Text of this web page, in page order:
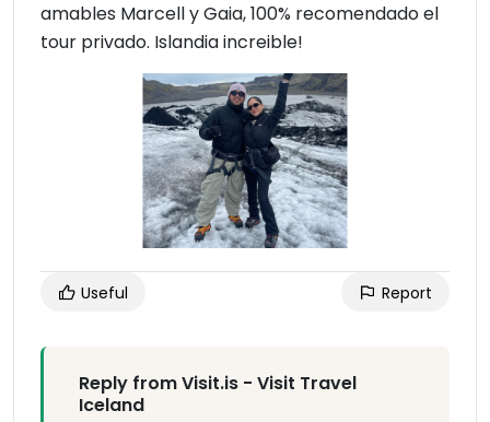
amables Marcell y Gaia, 100% recomendado el
tour privado. Islandia increible!
Useful Report
Reply from Visit.is - Visit Travel
Iceland